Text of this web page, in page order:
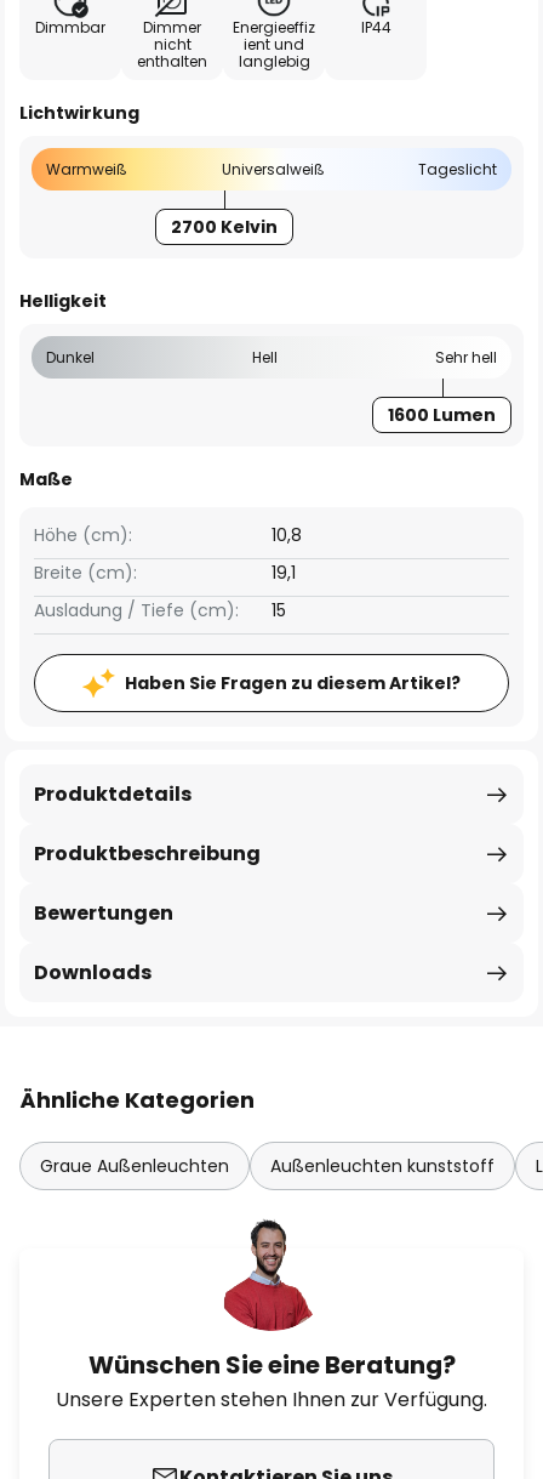
Dimmbar
Dimmer
nicht
enthalten
Energieeffiz
ient und
langlebig
IP44
Lichtwirkung
Warmweiß Universalweiß Tageslicht
2700 Kelvin
Helligkeit
Dunkel Hell Sehr hell
1600 Lumen
Maße
Breite (cm): 19,1
Höhe (cm): 10,8
Ausladung / Tiefe (cm): 15
Haben Sie Fragen zu diesem Artikel?
Produktbeschreibung
Produktdetails
Bewertungen
Downloads
Ähnliche Kategorien
Graue Außenleuchten Außenleuchten kunststoff
Wünschen Sie eine Beratung?
Unsere Experten stehen Ihnen zur Verfügung.